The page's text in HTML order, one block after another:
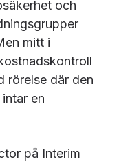
och
mitt i
rörelse där den
en
på Interim